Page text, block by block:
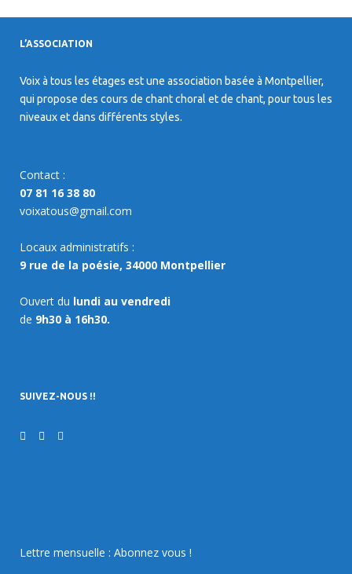
L’ASSOCIATION
Voix à tous les étages est une association basée à Montpellier,
qui propose des cours de chant choral et de chant, pour tous les
niveaux et dans différents styles.
Contact :
07 81 16 38 80
voixatous@gmail.com
Locaux administratifs :
9 rue de la poésie, 34000 Montpellier
Ouvert du lundi au vendredi
de 9h30 à 16h30.
SUIVEZ-NOUS !!
Lettre mensuelle : Abonnez vous !